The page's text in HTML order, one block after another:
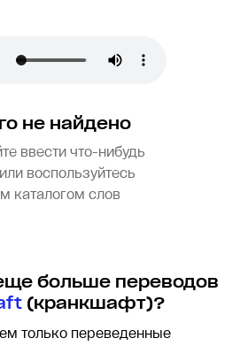
не найдено
ввести что-нибудь
воспользуйтесь
каталогом слов
больше переводов
(кранкшафт)?
только переведенные